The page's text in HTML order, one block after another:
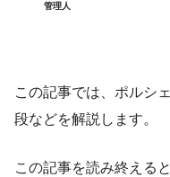
管理人
この記事では、ポルシ
段などを解説します。
この記事を読み終えると